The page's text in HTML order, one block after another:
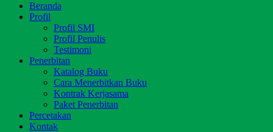
Beranda
Profil
Profil SMI
Profil Penulis
Testimoni
Penerbitan
Katalog Buku
Cara Menerbitkan Buku
Kontrak Kerjasama
Paket Penerbitan
Percetakan
Kontak